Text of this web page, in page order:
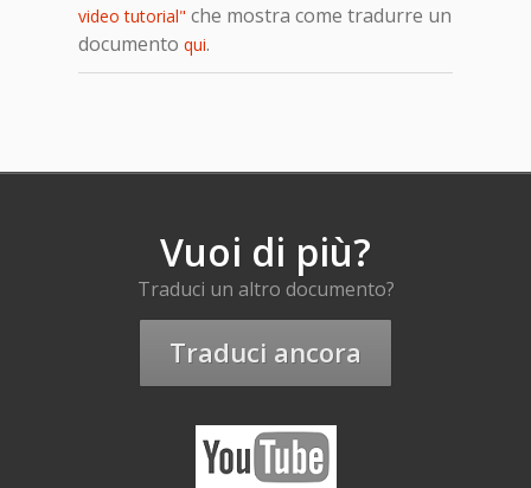
video tutorial" che mostra come tradurre un
documento qui.
Vuoi di più?
Traduci un altro documento?
Traduci ancora